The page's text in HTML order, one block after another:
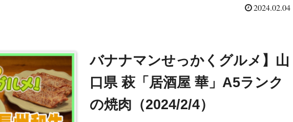
2024.02.04
バナナマンせっかくグルメ】山
口県 萩「居酒屋 華」A5ランク
の焼肉（2024/2/4）